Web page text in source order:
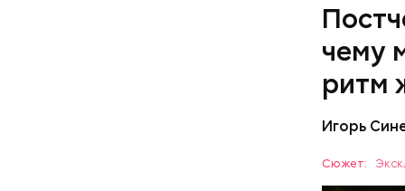
чему
ритм
Игорь
Сюжет: